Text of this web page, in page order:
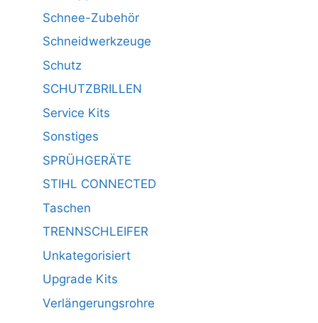
Schnee-Zubehör
Schneidwerkzeuge
Schutz
SCHUTZBRILLEN
Service Kits
Sonstiges
SPRÜHGERÄTE
STIHL CONNECTED
Taschen
TRENNSCHLEIFER
Unkategorisiert
Upgrade Kits
Verlängerungsrohre